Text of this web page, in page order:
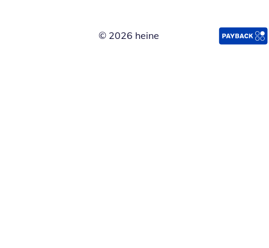
© 2026 heine